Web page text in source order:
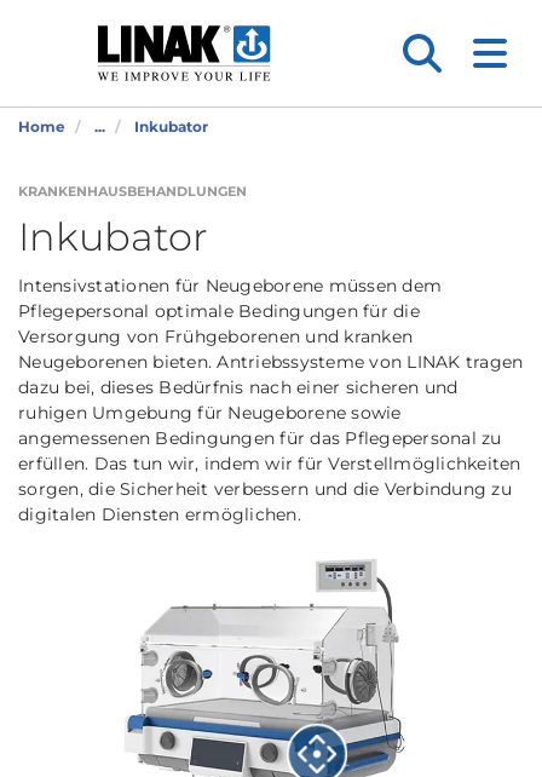
Home ... Inkubator
KRANKENHAUSBEHANDLUNGEN
Inkubator
Intensivstationen für Neugeborene müssen dem
Pflegepersonal optimale Bedingungen für die
Versorgung von Frühgeborenen und kranken
Neugeborenen bieten. Antriebssysteme von LINAK tragen
dazu bei, dieses Bedürfnis nach einer sicheren und
ruhigen Umgebung für Neugeborene sowie
angemessenen Bedingungen für das Pflegepersonal zu
erfüllen. Das tun wir, indem wir für Verstellmöglichkeiten
sorgen, die Sicherheit verbessern und die Verbindung zu
digitalen Diensten ermöglichen.